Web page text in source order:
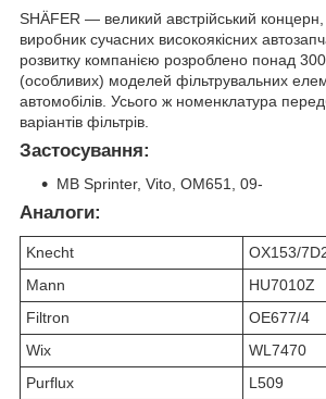
SHÄFER — великий австрійський
виробник сучасних високоякісних
розвитку компанією розроблено понад
(особливих) моделей фільтрувальних
автомобілів. Усього ж номенклатура
варіантів фільтрів.
Застосування:
MB Sprinter, Vito, OM651, 09-
Аналоги:
Knecht
OX153/
Mann
HU7010Z
Filtron
OE677/4
Wix
WL7470
Purflux
L509